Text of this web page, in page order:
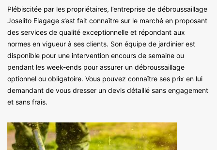
Plébiscitée par les propriétaires, l’entreprise de débroussaillage
Joselito Elagage s’est fait connaître sur le marché en proposant
des services de qualité exceptionnelle et répondant aux
normes en vigueur à ses clients. Son équipe de jardinier est
disponible pour une intervention encours de semaine ou
pendant les week-ends pour assurer un débroussaillage
optionnel ou obligatoire. Vous pouvez connaître ses prix en lui
demandant de vous dresser un devis détaillé sans engagement
et sans frais.